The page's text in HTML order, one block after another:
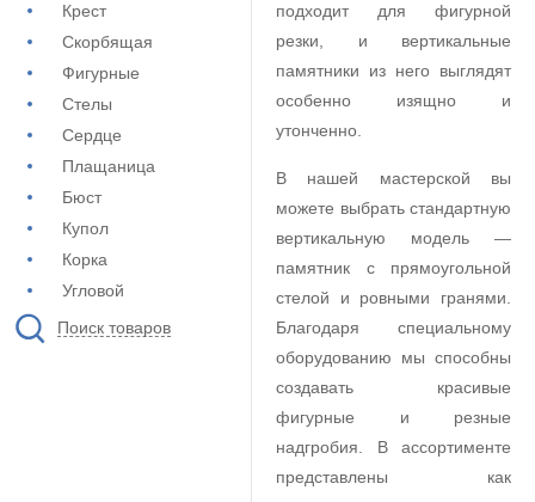
Крест
Скорбящая
Фигурные
Стелы
Сердце
Плащаница
Бюст
Купол
Корка
Угловой
Поиск товаров
подходит для фигурной
резки, и вертикальные
памятники из него выглядят
особенно изящно и
утонченно.
В нашей мастерской вы
можете выбрать стандартную
вертикальную модель —
памятник с прямоугольной
стелой и ровными гранями.
Благодаря специальному
оборудованию мы способны
создавать красивые
фигурные и резные
надгробия. В ассортименте
представлены как